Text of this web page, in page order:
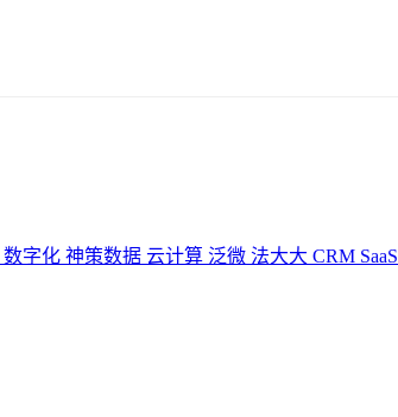
数字化 神策数据 云计算 泛微 法大大 CRM SaaS